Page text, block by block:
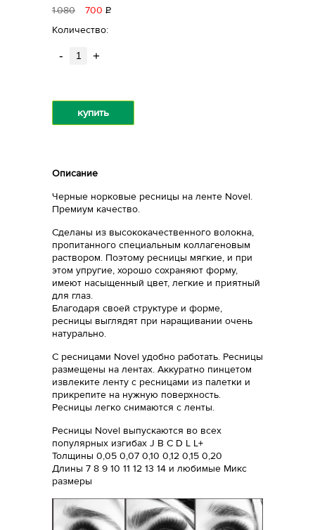
1080 700 Р
Количество:
- +
купить
Описание
Черные норковые ресницы на ленте Novel.
Премиум качество.
Сделаны из высококачественного волокна,
пропитанного специальным коллагеновым
раствором. Поэтому ресницы мягкие, и при
этом упругие, хорошо сохраняют форму,
имеют насыщенный цвет, легкие и приятный
для глаз.
Благодаря своей структуре и форме,
ресницы выглядят при наращивании очень
натурально.
С ресницами Novel удобно работать. Ресницы
размещены на лентах. Аккуратно пинцетом
извлеките ленту с ресницами из палетки и
прикрепите на нужную поверхность.
Ресницы легко снимаются с ленты.
Ресницы Novel выпускаются во всех
популярных изгибах J B C D L L+
Толщины 0,05 0,07 0,10 0,12 0,15 0,20
Длины 7 8 9 10 11 12 13 14 и любимые Микс
размеры